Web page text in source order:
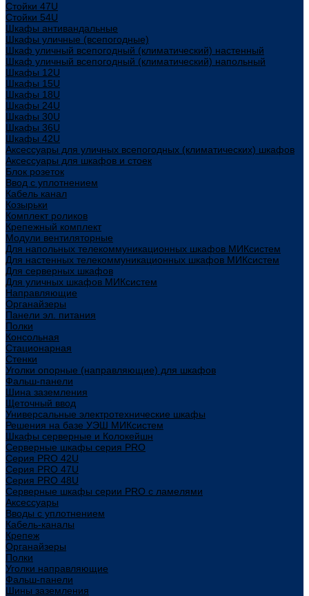
Стойки 47U
Стойки 54U
Шкафы антивандальные
Шкафы уличные (всепогодные)
Шкаф уличный всепогодный (климатический) настенный
Шкаф уличный всепогодный (климатический) напольный
Шкафы 12U
Шкафы 15U
Шкафы 18U
Шкафы 24U
Шкафы 30U
Шкафы 36U
Шкафы 42U
Аксессуары для уличных всепогодных (климатических) шкафов
Аксессуары для шкафов и стоек
Блок розеток
Ввод с уплотнением
Кабель канал
Козырьки
Комплект роликов
Крепежный комплект
Модули вентиляторные
Для напольных телекоммуникационных шкафов МИКсистем
Для настенных телекоммуникационных шкафов МИКсистем
Для серверных шкафов
Для уличных шкафов МИКсистем
Направляющие
Органайзеры
Панели эл. питания
Полки
Консольная
Стационарная
Стенки
Уголки опорные (направляющие) для шкафов
Фальш-панели
Шина заземления
Щеточный ввод
Универсальные электротехнические шкафы
Решения на базе УЭШ МИКсистем
Шкафы серверные и Колокейшн
Серверные шкафы серия PRO
Серия PRO 42U
Серия PRO 47U
Серия PRO 48U
Серверные шкафы серии PRO с ламелями
Аксессуары
Вводы с уплотнением
Кабель-каналы
Крепеж
Органайзеры
Полки
Уголки направляющие
Фальш-панели
Шины заземления